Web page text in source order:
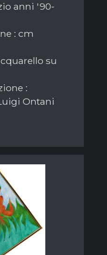
anni '90-
: cm
su
:
Ontani